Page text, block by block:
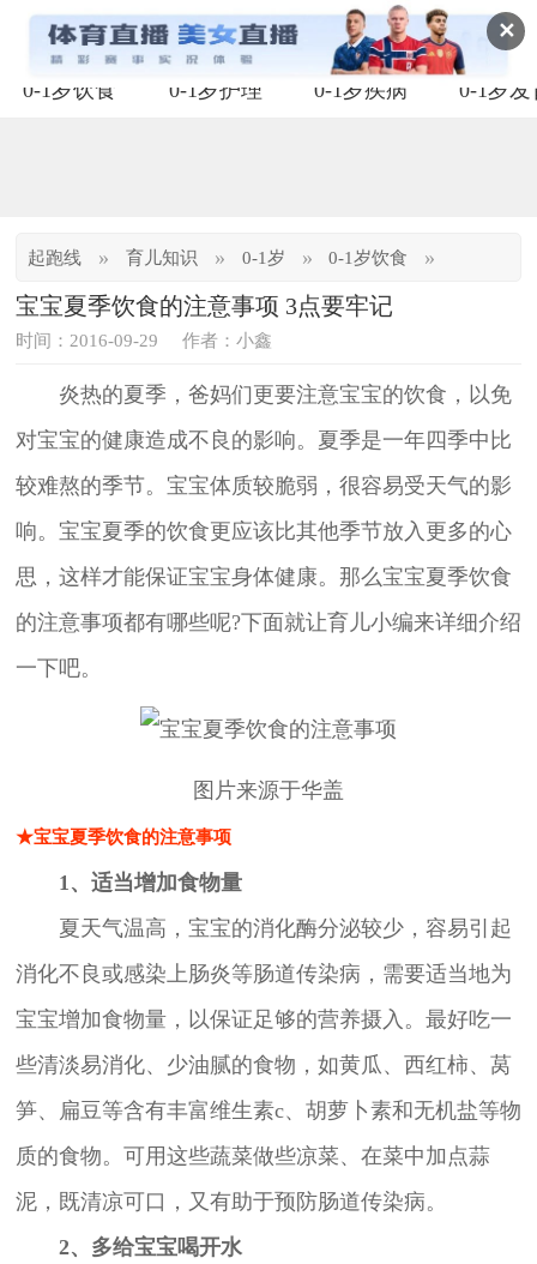
✕
0-1岁饮食 0-1岁护理 0-1岁疾病 0-1岁发
起跑线 » 育儿知识 » 0-1岁 » 0-1岁饮食 »
宝宝夏季饮食的注意事项 3点要牢记
时间：2016-09-29 作者：小鑫
炎热的夏季，爸妈们更要注意宝宝的饮食，以免
对宝宝的健康造成不良的影响。夏季是一年四季中比
较难熬的季节。宝宝体质较脆弱，很容易受天气的影
响。宝宝夏季的饮食更应该比其他季节放入更多的心
思，这样才能保证宝宝身体健康。那么宝宝夏季饮食
的注意事项都有哪些呢?下面就让育儿小编来详细介绍
一下吧。
图片来源于华盖
★宝宝夏季饮食的注意事项
1、适当增加食物量
夏天气温高，宝宝的消化酶分泌较少，容易引起
消化不良或感染上肠炎等肠道传染病，需要适当地为
宝宝增加食物量，以保证足够的营养摄入。最好吃一
些清淡易消化、少油腻的食物，如黄瓜、西红柿、莴
笋、扁豆等含有丰富维生素c、胡萝卜素和无机盐等物
质的食物。可用这些蔬菜做些凉菜、在菜中加点蒜
泥，既清凉可口，又有助于预防肠道传染病。
2、多给宝宝喝开水